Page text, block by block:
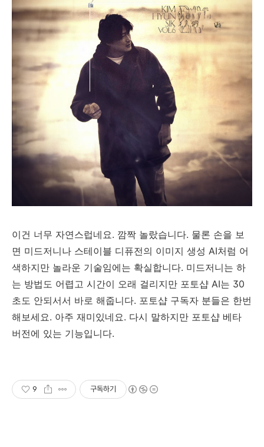
이건 너무 자연스럽네요. 깜짝 놀랐습니다. 물론 손을 보
면 미드저니나 스테이블 디퓨전의 이미지 생성 AI처럼 어
색하지만 놀라운 기술임에는 확실합니다. 미드저니는 하
는 방법도 어렵고 시간이 오래 걸리지만 포토샵 AI는 30
초도 안되서서 바로 해줍니다. 포토샵 구독자 분들은 한번
해보세요. 아주 재미있네요. 다시 말하지만 포토샵 베타
버전에 있는 기능입니다.
9 구독하기